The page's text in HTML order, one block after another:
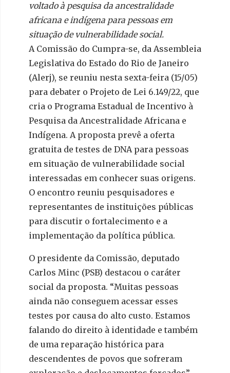
voltado à pesquisa da ancestralidade
africana e indígena para pessoas em
situação de vulnerabilidade social.
A Comissão do Cumpra-se, da Assembleia
Legislativa do Estado do Rio de Janeiro
(Alerj), se reuniu nesta sexta-feira (15/05)
para debater o Projeto de Lei 6.149/22, que
cria o Programa Estadual de Incentivo à
Pesquisa da Ancestralidade Africana e
Indígena. A proposta prevê a oferta
gratuita de testes de DNA para pessoas
em situação de vulnerabilidade social
interessadas em conhecer suas origens.
O encontro reuniu pesquisadores e
representantes de instituições públicas
para discutir o fortalecimento e a
implementação da política pública.
O presidente da Comissão, deputado
Carlos Minc (PSB) destacou o caráter
social da proposta. “Muitas pessoas
ainda não conseguem acessar esses
testes por causa do alto custo. Estamos
falando do direito à identidade e também
de uma reparação histórica para
descendentes de povos que sofreram